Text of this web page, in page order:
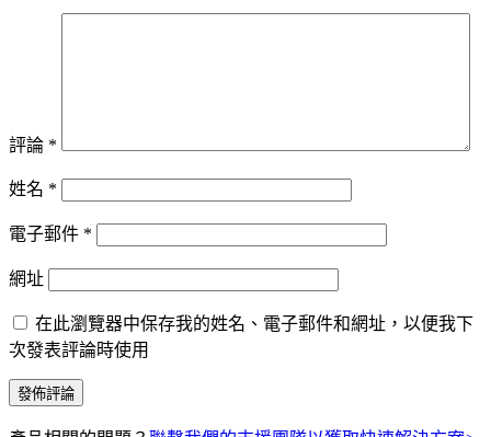
評論 *
姓名 *
電子郵件 *
網址
在此瀏覽器中保存我的姓名、電子郵件和網址，以便我下
次發表評論時使用